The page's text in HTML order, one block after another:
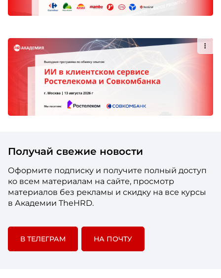
Получай свежие новости
Оформите подписку и получите полный доступ
ко всем материалам на сайте, просмотр
материалов без рекламы и скидку на все курсы
в Академии TheHRD.
В ТЕЛЕГРАМ НА ПОЧТУ